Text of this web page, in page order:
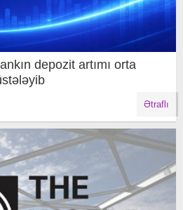
depozit artımı orta
Ətraflı